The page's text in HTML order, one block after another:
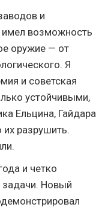
и
возможность
оружие — от
Я
и советская
устойчивыми,
Ельцина, Гайдара
разрушить.
и четко
задачи. Новый